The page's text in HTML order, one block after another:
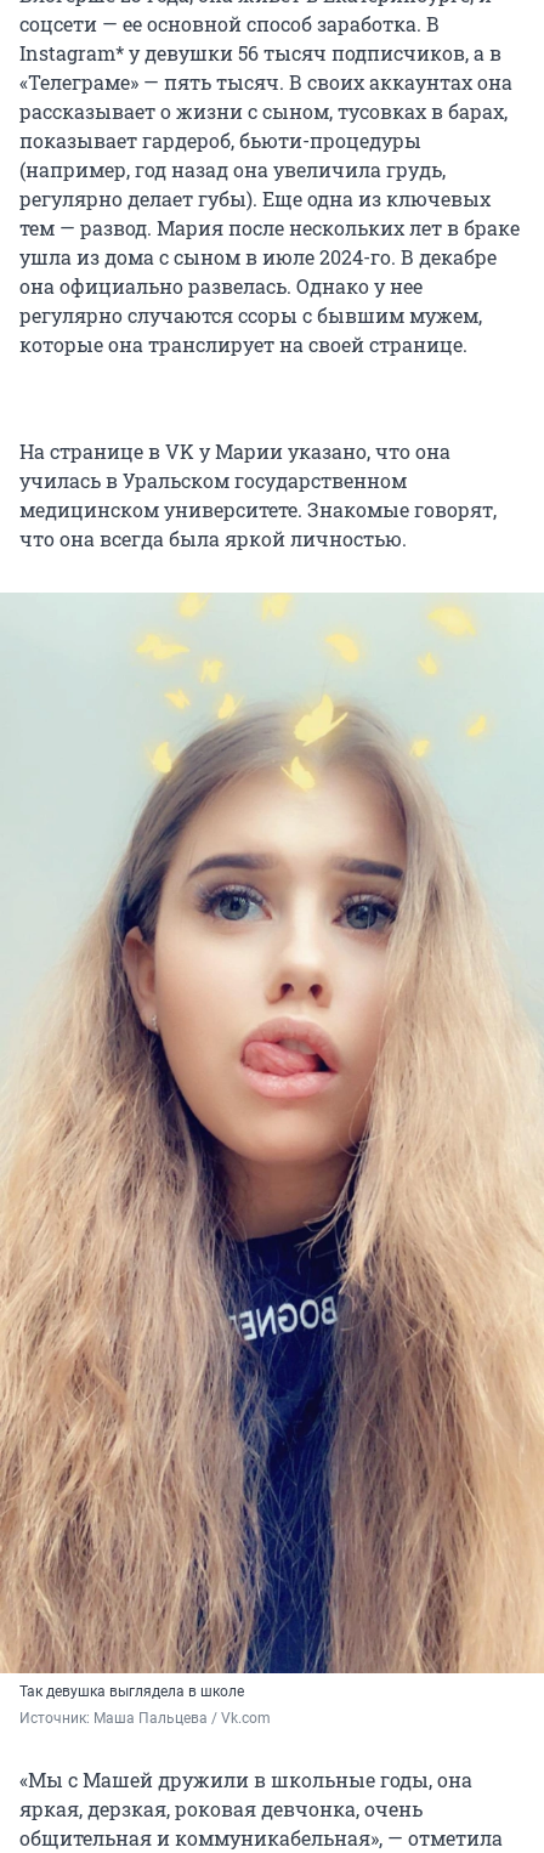
соцсети — ее основной способ заработка. В
Instagram* у девушки56 тысяч подписчиков, а в
«Телеграме» — пять тысяч. В своих аккаунтах она
рассказывает о жизни с сыном, тусовках в барах,
показывает гардероб, бьюти-процедуры
(например, год назад она увеличила грудь,
регулярно делает губы). Еще одна из ключевых
тем — развод. Мария после нескольких лет в браке
ушла из дома с сыном в июле 2024-го. В декабре
она официально развелась. Однако у нее
регулярно случаются ссоры с бывшим мужем,
которые она транслирует на своей странице.
На странице в VK у Марии указано, что она
училась в Уральском государственном
медицинском университете. Знакомые говорят,
что она всегда была яркой личностью.
Так девушка выглядела в школе
Источник: Маша Пальцева / Vk.com
«Мы с Машей дружили в школьные годы, она
яркая, дерзкая, роковая девчонка, очень
общительная и коммуникабельная», — отметила